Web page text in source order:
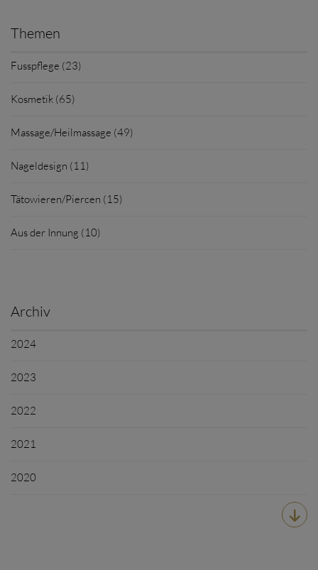
Themen
Fusspflege (23)
Kosmetik (65)
Massage/Heilmassage (49)
Nageldesign (11)
Tätowieren/Piercen (15)
Aus der Innung (10)
Archiv
2024
2023
2022
2021
2020
